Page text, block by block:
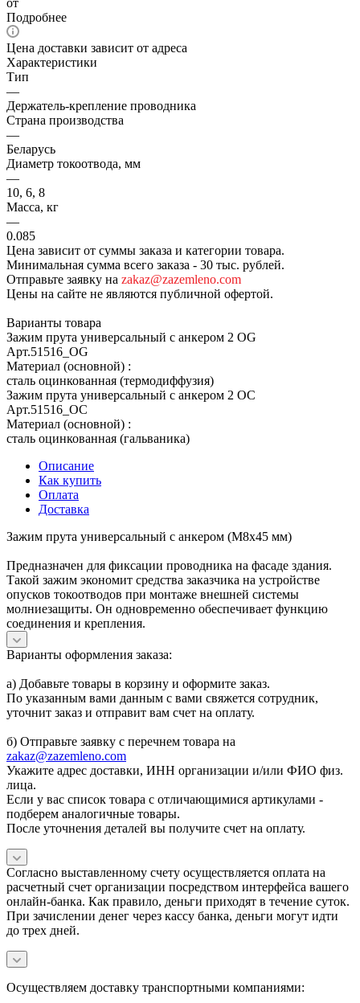
Подробнее
Цена доставки зависит от адреса
Характеристики
Тип
—
Держатель-крепление проводника
Страна производства
—
Беларусь
Диаметр токоотвода, мм
—
10, 6, 8
Масса, кг
—
0.085
Цена зависит от суммы заказа и категории товара.
Минимальная сумма всего заказа - 30 тыс. рублей.
Отправьте заявку на zakaz@zazemleno.com
Цены на сайте не являются публичной офертой.
Варианты товара
Зажим прута универсальный с анкером 2 OG
Арт.51516_ОG
Материал (основной) :
сталь оцинкованная (термодиффузия)
Зажим прута универсальный с анкером 2 OC
Арт.51516_ОС
Материал (основной) :
сталь оцинкованная (гальваника)
Описание
Как купить
Оплата
Доставка
Зажим прута универсальный с анкером (M8x45 мм)
Предназначен для фиксации проводника на фасаде здания.
Такой зажим экономит средства заказчика на устройстве
опусков токоотводов при монтаже внешней системы
молниезащиты. Он одновременно обеспечивает функцию
соединения и крепления.
Варианты оформления заказа:
а) Добавьте товары в корзину и оформите заказ.
По указанным вами данным с вами свяжется сотрудник,
уточнит заказ и отправит вам счет на оплату.
б) Отправьте заявку с перечнем товара на
zakaz@zazemleno.com
Укажите адрес доставки, ИНН организации и/или ФИО физ.
лица.
Если у вас список товара с отличающимися артикулами -
подберем аналогичные товары.
После уточнения деталей вы получите счет на оплату.
Согласно выставленному счету осуществляется оплата на
расчетный счет организации посредством интерфейса вашего
онлайн-банка. Как правило, деньги приходят в течение суток.
При зачислении денег через кассу банка, деньги могут идти
до трех дней.
Осуществляем доставку транспортными компаниями: